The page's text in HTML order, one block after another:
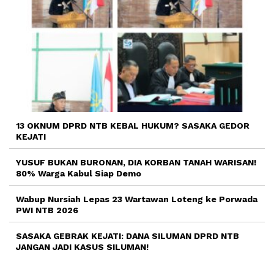
13 OKNUM DPRD NTB KEBAL HUKUM? SASAKA GEDOR
KEJATI
YUSUF BUKAN BURONAN, DIA KORBAN TANAH WARISAN!
80% Warga Kabul Siap Demo
Wabup Nursiah Lepas 23 Wartawan Loteng ke Porwada
PWI NTB 2026
SASAKA GEBRAK KEJATI: DANA SILUMAN DPRD NTB
JANGAN JADI KASUS SILUMAN!